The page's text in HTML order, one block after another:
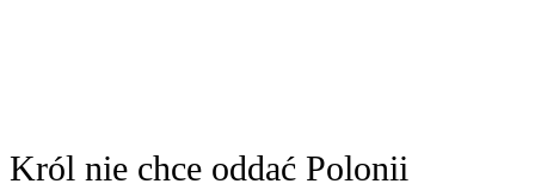
Król nie chce oddać Polonii